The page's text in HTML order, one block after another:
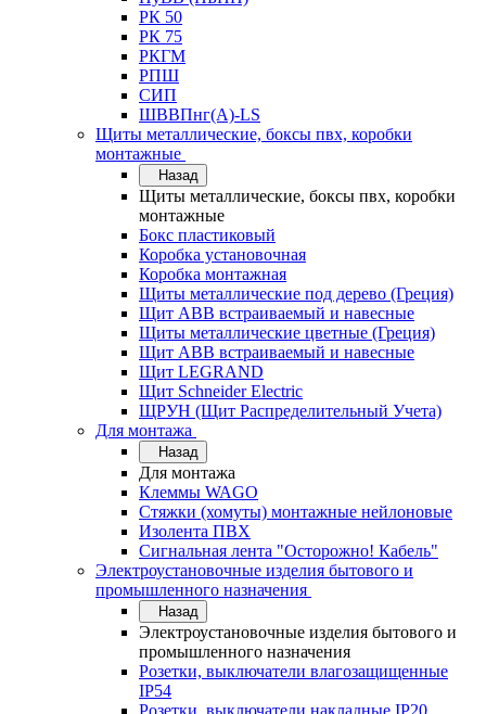
РК 50
РК 75
РКГМ
РПШ
СИП
ШВВПнг(А)-LS
Щиты металлические, боксы пвх, коробки
монтажные
Назад
Щиты металлические, боксы пвх, коробки
монтажные
Бокс пластиковый
Коробка установочная
Коробка монтажная
Щиты металлические под дерево (Греция)
Щит ABB встраиваемый и навесные
Щиты металлические цветные (Греция)
Щит ABB встраиваемый и навесные
Щит LEGRAND
Щит Schneider Electric
ЩРУН (Щит Распределительный Учета)
Для монтажа
Назад
Для монтажа
Клеммы WAGO
Стяжки (хомуты) монтажные нейлоновые
Изолента ПВХ
Сигнальная лента "Осторожно! Кабель"
Электроустановочные изделия бытового и
промышленного назначения
Назад
Электроустановочные изделия бытового и
промышленного назначения
Розетки, выключатели влагозащищенные
IP54
Розетки, выключатели накладные IP20